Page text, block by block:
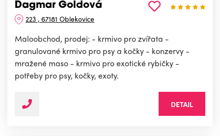
Dagmar Goldová
223 , 67181 Oblekovice
Maloobchod, prodej: - krmivo pro zvířata -
granulované krmivo pro psy a kočky - konzervy -
mražené maso - krmivo pro exotické rybičky -
potřeby pro psy, kočky, exoty.
DETAIL